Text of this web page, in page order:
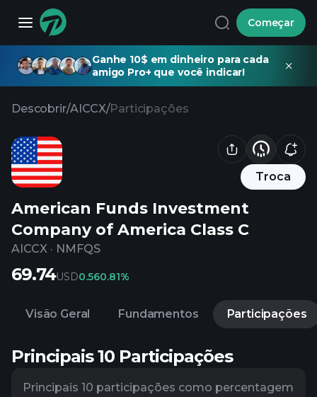
Começar
Ganhe 10$ em dinheiro para cada
amigo Pro+ que você indicar!
Descobrir/AICCX/Participações
Troca
American Funds Investment
Company of America Class C
AICCX · NMFQS
69.74USD0.560.81%
Visão Geral Fundamentos Participações
Principais 10 Participações
Principais 10 participações como percentagem